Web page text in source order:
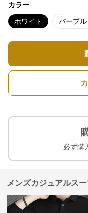
カラー
ホワイト パープル
必ず購
メンズカジュアルス